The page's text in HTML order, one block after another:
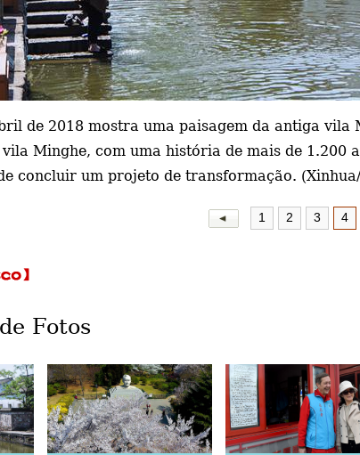
de 2018 mostra uma paisagem da antiga
vila Minghe, com uma história de mais de 1.200
concluir um projeto de transformação.
1 2 3 4
Fotos